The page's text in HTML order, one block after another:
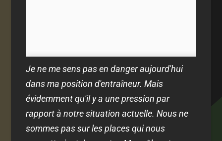
Je ne me sens pas en danger aujourd'hui
dans ma position d'entraîneur. Mais
évidemment qu'il y a une pression par
rapport à notre situation actuelle. Nous ne
sommes pas sur les places qui nous